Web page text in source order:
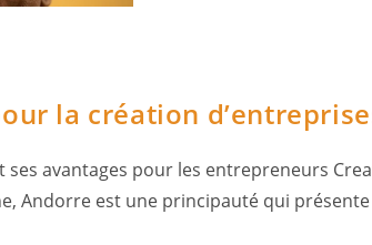
la création
avantages pour les entrepreneurs
Andorre est une principauté qui